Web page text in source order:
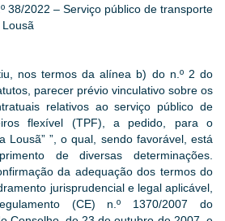
38/2022 – Serviço público de transporte
nos termos da alínea b) do n.º 2 do
parecer prévio vinculativo sobre os
relativos ao serviço público de
flexível (TPF), a pedido, para o
Lousã” ”, o qual, sendo favorável, está
de diversas determinações.
da adequação dos termos do
jurisprudencial e legal aplicável,
(CE) n.º 1370/2007 do